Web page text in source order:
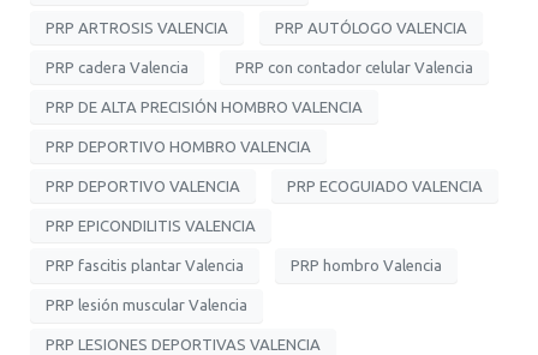
PRP ARTROSIS VALENCIA PRP AUTÓLOGO VALENCIA
PRP cadera Valencia PRP con contador celular Valencia
PRP DE ALTA PRECISIÓN HOMBRO VALENCIA
PRP DEPORTIVO HOMBRO VALENCIA
PRP DEPORTIVO VALENCIA PRP ECOGUIADO VALENCIA
PRP EPICONDILITIS VALENCIA
PRP fascitis plantar Valencia PRP hombro Valencia
PRP lesión muscular Valencia
PRP LESIONES DEPORTIVAS VALENCIA